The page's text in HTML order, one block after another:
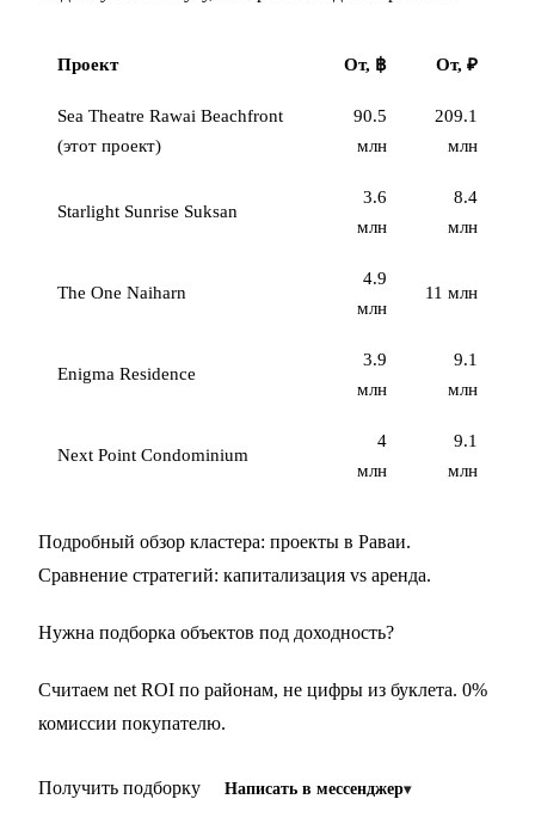
Проект От, ฿ От, ₽
Sea Theatre Rawai Beachfront
(этот проект)
90.5
млн
209.1
млн
Starlight Sunrise Suksan
3.6
млн
8.4
млн
The One Naiharn
4.9
млн
11 млн
Enigma Residence
3.9
млн
9.1
млн
Next Point Condominium
4
млн
9.1
млн
Подробный обзор кластера: проекты в Раваи.
Сравнение стратегий: капитализация vs аренда.
Нужна подборка объектов под доходность?
Считаем net ROI по районам, не цифры из буклета. 0%
комиссии покупателю.
Получить подборку Написать в мессенджер